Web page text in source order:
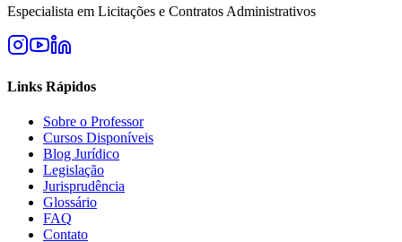
Especialista em Licitações e Contratos Administrativos
Links Rápidos
Sobre o Professor
Cursos Disponíveis
Blog Jurídico
Legislação
Jurisprudência
Glossário
FAQ
Contato